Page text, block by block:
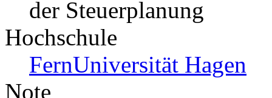
der Steuerplanung
Hochschule
FernUniversität Hagen
Note